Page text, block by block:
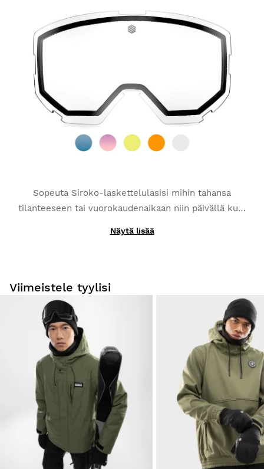
muutoksillesiirtyen kategoriasta 1 kategoriaan 3
sopeutuakseen minkä tahansa ympäristön
huurtumisenestokäsittelyn ja vahvistetun
naarmuuntumisenestopinnoitteen
Sopeuta Siroko-laskettelulasisi mihin tahansa
tilanteeseen tai vuorokaudenaikaan niin päivällä kuin
naarmuuntumisenestopinnoitteella.
Niiden avulla voit varmistua loistavasta näkökyvystäsi
Näytä lisää
Viimeistele tyylisi